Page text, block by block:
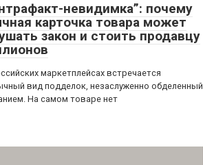
невидимка”: почему
карточка товара может
закон и стоить продавцу
маркетплейсах встречается
вид подделок, незаслуженно обделенный
На самом товаре нет